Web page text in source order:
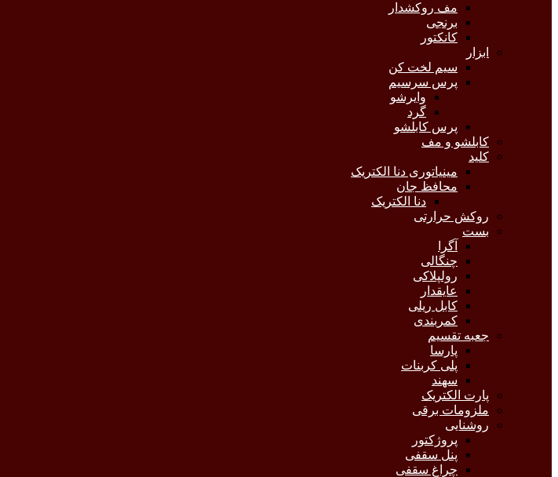
مف روکشدار
برنجی
کانکتور
ابزار
سیم لخت کن
پرس سرسیم
وایرشو
گرد
پرس کابلشو
کابلشو و مف
کلید
مینیاتوری دنا الکتریک
محافظ جان
دنا الکتریک
روکش حرارتی
بست
آگرا
چنگالی
رولپلاکی
عایقدار
کابل ریلی
کمربندی
جعبه تقسیم
پارسا
پلی کربنات
سهند
پارت الکتریک
ملزومات برقی
روشنایی
پروژکتور
پنل سقفی
چراغ سقفی